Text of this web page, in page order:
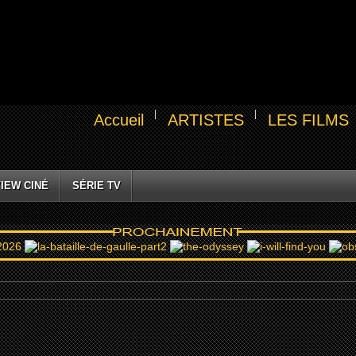
Accueil ARTISTES LES FILMS
CINÉ SÉRIE TV